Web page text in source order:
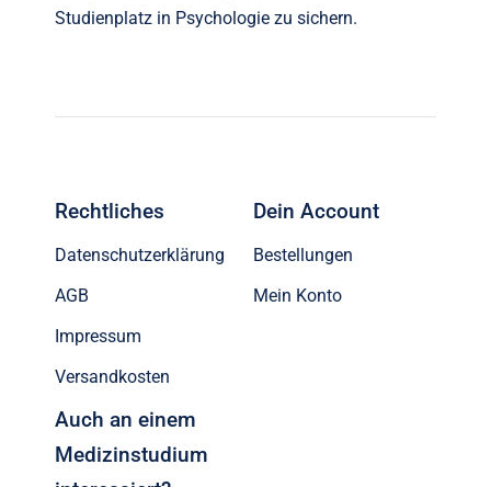
Studienplatz in Psychologie zu sichern.
Rechtliches
Datenschutzerklärung
AGB
Impressum
Versandkosten
Dein Account
Bestellungen
Mein Konto
Auch an einem
Medizinstudium